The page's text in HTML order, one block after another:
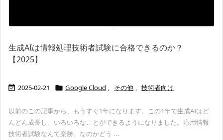
生成AIは情報処理技術者試験に合格できるのか？
【2025】
 2025-02-21  Google Cloud , その他 , 技術者向け
以前のこの記事から、もうすぐ1年になります。この1年で生成AIはど
んどん成長し、いろいろなことができるようになりました。応用情報
技術者試験なんて楽勝、なのかどう ...